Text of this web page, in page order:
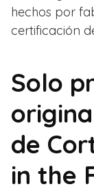
hechos por
certificación
Solo
de
in the